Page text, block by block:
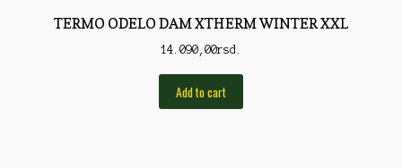
TERMO ODELO DAM XTHERM WINTER XXL
14.090,00rsd.
Add to cart